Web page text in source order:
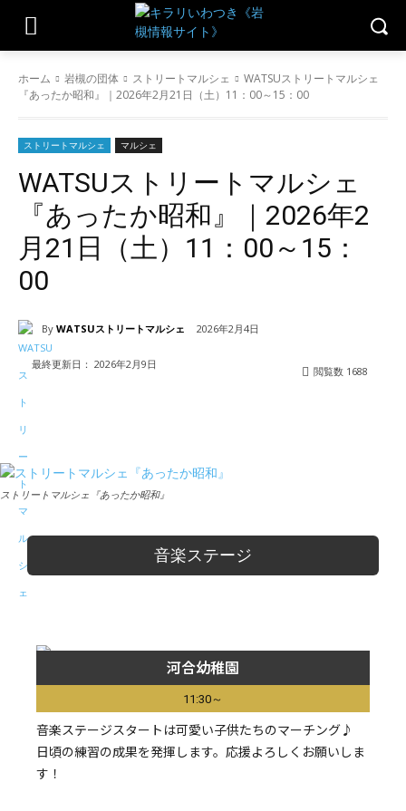
ホーム 岩槻の団体 ストリートマルシェ
WATSUストリートマルシェ
『あったか昭和』｜2026年2月21日（土）11：00～15：00
ストリートマルシェ マルシェ
WATSUストリートマルシェ
『あったか昭和』｜2026年2
月21日（土）11：00～15：
00
By WATSUストリートマルシェ 2026年2月4日
最終更新日： 2026年2月9日
閲覧数 1688
ストリートマルシェ『あったか昭和』
音楽ステージ
河合幼稚園
11:30～
音楽ステージスタートは可愛い子供たちのマーチング♪
日頃の練習の成果を発揮します。応援よろしくお願いしま
す！